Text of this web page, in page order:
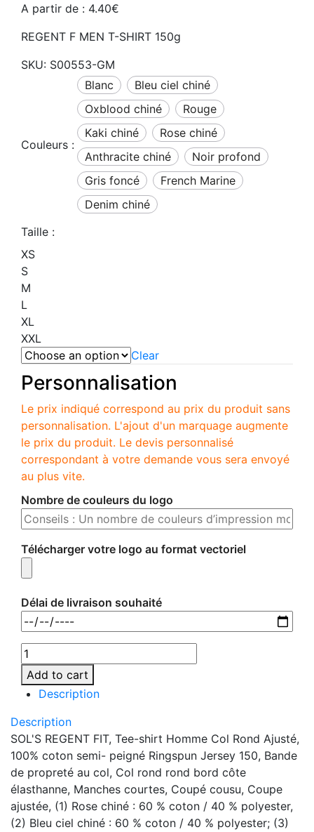
A partir de : 4.40€
REGENT F MEN T-SHIRT 150g
SKU: S00553-GM
Couleurs :
Blanc
bleu ciel chiné
oxblood chiné
Rouge
kaki chiné
rose chiné
anthracite chiné
noir profond
gris foncé
French Marine
denim chiné
Taille :
XS
S
M
L
XL
XXL
Clear
Personnalisation
Le prix indiqué correspond au prix du produit sans
personnalisation. L'ajout d'un marquage augmente
le prix du produit. Le devis personnalisé
correspondant à votre demande vous sera envoyé
au plus vite.
Nombre de couleurs du logo
Télécharger votre logo au format vectoriel
Délai de livraison souhaité
S00553-
GM
quantity
Add to cart
Description
Description
SOL'S REGENT FIT, Tee-shirt Homme Col Rond Ajusté,
100% coton semi- peigné Ringspun Jersey 150, Bande
de propreté au col, Col rond rond bord côte
élasthanne, Manches courtes, Coupé cousu, Coupe
ajustée, (1) Rose chiné : 60 % coton / 40 % polyester,
(2) Bleu ciel chiné : 60 % coton / 40 % polyester; (3)